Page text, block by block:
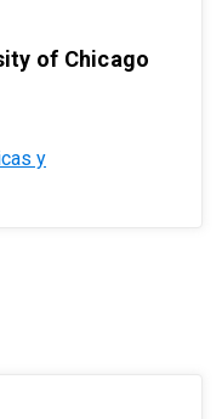
of Chicago
y